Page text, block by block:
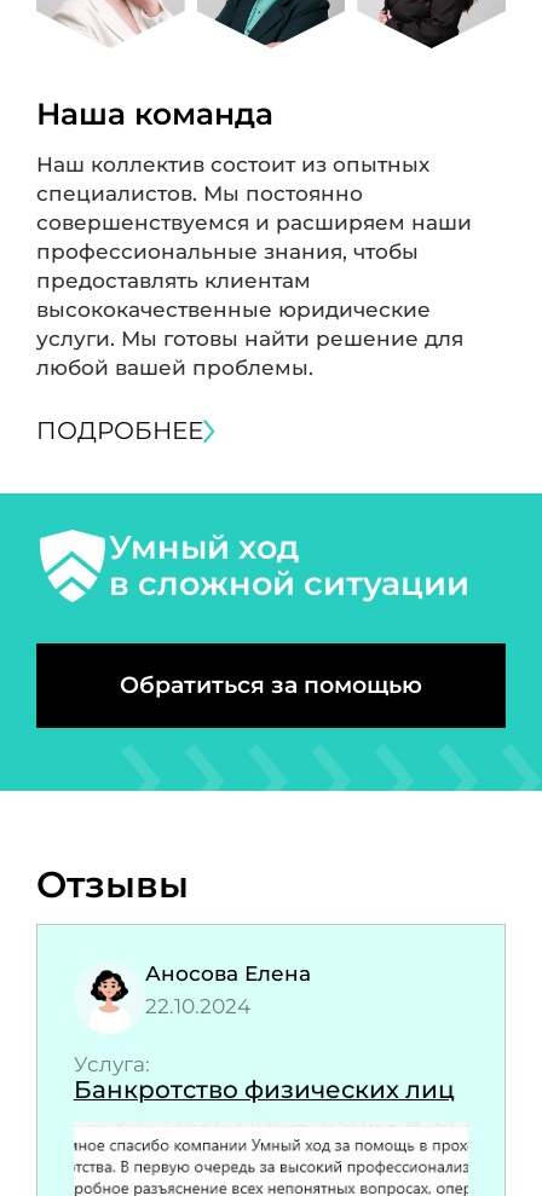
Наша команда
Наш коллектив состоит из опытных
специалистов. Мы постоянно
совершенствуемся и расширяем наши
профессиональные знания, чтобы
предоставлять клиентам
высококачественные юридические
услуги. Мы готовы найти решение для
любой вашей проблемы.
ПОДРОБНЕЕ
Умный ход
в сложной ситуации
Обратиться за помощью
Отзывы
Аносова Елена
22.10.2024
Услуга:
Банкротство физических лиц